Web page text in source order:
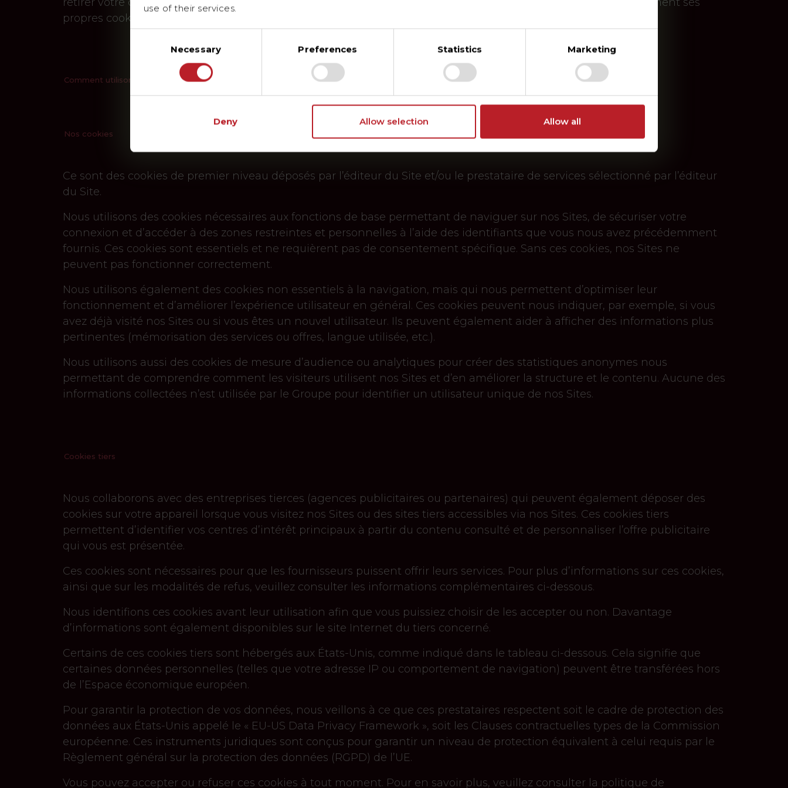
use of their services.
Necessary Preferences Statistics Marketing
Deny Allow selection Allow all
propres cookies afin d’enregistrer vos préférences.
Comment utilisons-nous les cookies ?
Nos cookies
Ce sont des cookies de premier niveau déposés par l’éditeur du Site et/ou le prestataire de services sélectionné par l’éditeur
du Site.
Nous utilisons des cookies nécessaires aux fonctions de base permettant de naviguer sur nos Sites, de sécuriser votre
connexion et d’accéder à des zones restreintes et personnelles à l’aide des identifiants que vous nous avez précédemment
fournis. Ces cookies sont essentiels et ne requièrent pas de consentement spécifique. Sans ces cookies, nos Sites ne
peuvent pas fonctionner correctement.
Nous utilisons également des cookies non essentiels à la navigation, mais qui nous permettent d’optimiser leur
fonctionnement et d’améliorer l’expérience utilisateur en général. Ces cookies peuvent nous indiquer, par exemple, si vous
avez déjà visité nos Sites ou si vous êtes un nouvel utilisateur. Ils peuvent également aider à afficher des informations plus
pertinentes (mémorisation des services ou offres, langue utilisée, etc.).
Nous utilisons aussi des cookies de mesure d’audience ou analytiques pour créer des statistiques anonymes nous
permettant de comprendre comment les visiteurs utilisent nos Sites et d’en améliorer la structure et le contenu. Aucune des
informations collectées n’est utilisée par le Groupe pour identifier un utilisateur unique de nos Sites.
Cookies tiers
Nous collaborons avec des entreprises tierces (agences publicitaires ou partenaires) qui peuvent également déposer des
cookies sur votre appareil lorsque vous visitez nos Sites ou des sites tiers accessibles via nos Sites. Ces cookies tiers
permettent d’identifier vos centres d’intérêt principaux à partir du contenu consulté et de personnaliser l’offre publicitaire
qui vous est présentée.
Ces cookies sont nécessaires pour que les fournisseurs puissent offrir leurs services. Pour plus d’informations sur ces cookies,
ainsi que sur les modalités de refus, veuillez consulter les informations complémentaires ci-dessous.
Nous identifions ces cookies avant leur utilisation afin que vous puissiez choisir de les accepter ou non. Davantage
d’informations sont également disponibles sur le site Internet du tiers concerné.
Certains de ces cookies tiers sont hébergés aux États-Unis, comme indiqué dans le tableau ci-dessous. Cela signifie que
certaines données personnelles (telles que votre adresse IP ou comportement de navigation) peuvent être transférées hors
de l’Espace économique européen.
Pour garantir la protection de vos données, nous veillons à ce que ces prestataires respectent soit le cadre de protection des
données aux États-Unis appelé le « EU-US Data Privacy Framework », soit les Clauses contractuelles types de la Commission
européenne. Ces instruments juridiques sont conçus pour garantir un niveau de protection équivalent à celui requis par le
Règlement général sur la protection des données (RGPD) de l’UE.
Vous pouvez accepter ou refuser ces cookies à tout moment. Pour en savoir plus, veuillez consulter la politique de